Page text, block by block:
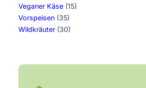
Veganer Käse (15)
Vorspeisen (35)
Wildkräuter (30)